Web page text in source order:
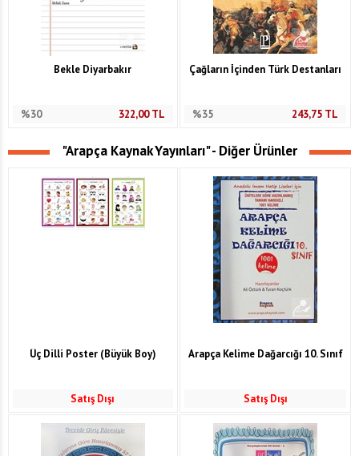
Bekle Diyarbakır
%30 322,00TL
Çağların İçinden Türk Destanları
%35 243,75 TL
"Arapça Kaynak Yayınları" - Diğer Ürünler
Üç Dilli Poster (Büyük Boy)
Satış Dışı
Arapça Kelime Dağarcığı 10. Sınıf
Satış Dışı